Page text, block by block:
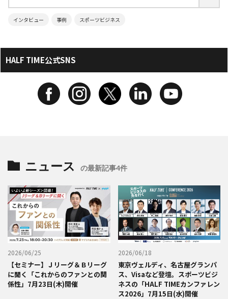
インタビュー 事例 スポーツビジネス
HALF TIME公式SNS
ニュース の最新記事4件
2026/06/25
【セミナー】Ｊリーグ＆Ｂリーグ
に聞く「これからのファンとの関
係性」7月23日(木)開催
2026/06/18
東京ヴェルディ、名古屋グランパ
ス、Visaなど登壇。スポーツビジ
ネスの「HALF TIMEカンファレン
ス2026」7月15日(水)開催